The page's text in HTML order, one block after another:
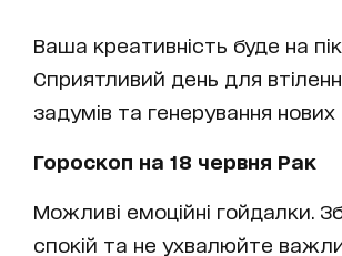
Ваша креативність буде на
Сприятливий день для
задумів та генерування нових
Гороскоп на 18 червня Рак
Можливі емоційні гойдалки.
спокій та не ухвалюйте